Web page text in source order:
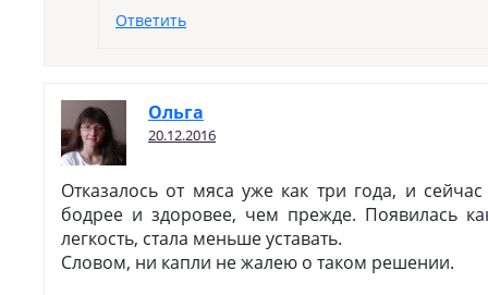
Ответить
Ольга
20.12.2016
Отказалось от мяса уже как три года, и
бодрее и здоровее, чем прежде. Появилась
легкость, стала меньше уставать.
Словом, ни капли не жалею о таком решении.